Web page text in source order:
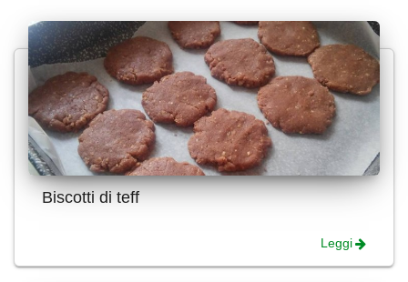
Biscotti di teff
Leggi